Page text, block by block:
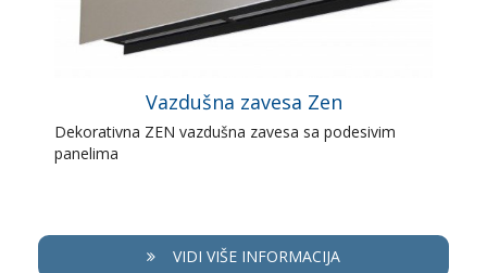
Vazdušna zavesa Zen
Dekorativna ZEN vazdušna zavesa sa podesivim
panelima
VIDI VIŠE INFORMACIJA